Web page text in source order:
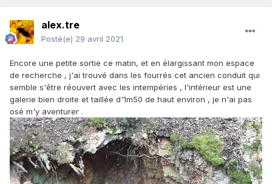
alex.tre
Posté(e) 29 avril 2021
Encore une petite sortie ce matin, et en élargissant mon espace
de recherche , j'ai trouvé dans les fourrés cet ancien conduit qui
semble s'être réouvert avec les intempéries , l'intérieur est une
galerie bien droite et taillée d'1m50 de haut environ , je n'ai pas
osé m'y aventurer .